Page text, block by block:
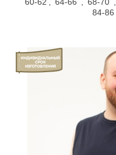
60-62 , 64-66 , 68-70 ,
84-86